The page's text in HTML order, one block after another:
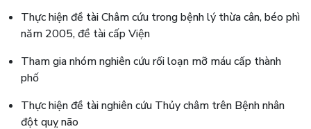
Thực hiện đề tài Châm cứu trong bệnh lý thừa cân, béo phì
năm 2005, đề tài cấp Viện
Tham gia nhóm nghiên cứu rối loạn mỡ máu cấp thành
phố
Thực hiện đề tài nghiên cứu Thủy châm trên Bệnh nhân
đột quỵ não